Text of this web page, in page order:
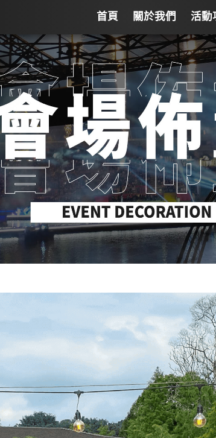
首頁 關於我們 活動